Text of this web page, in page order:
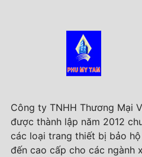
Công ty TNHH Thương Mại
được thành lập năm 2012
các loại trang thiết bị bảo
đến cao cấp cho các ngành